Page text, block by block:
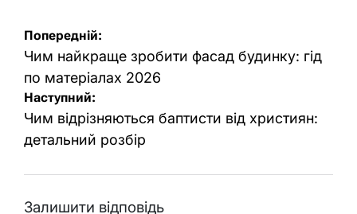
Навігація
записів
Попередній:
Чим найкраще зробити фасад будинку: гід
по матеріалах 2026
Наступний:
Чим відрізняються баптисти від християн:
детальний розбір
Залишити відповідь